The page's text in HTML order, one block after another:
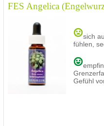
FES Angelica
sich
fühlen,
Gefühl